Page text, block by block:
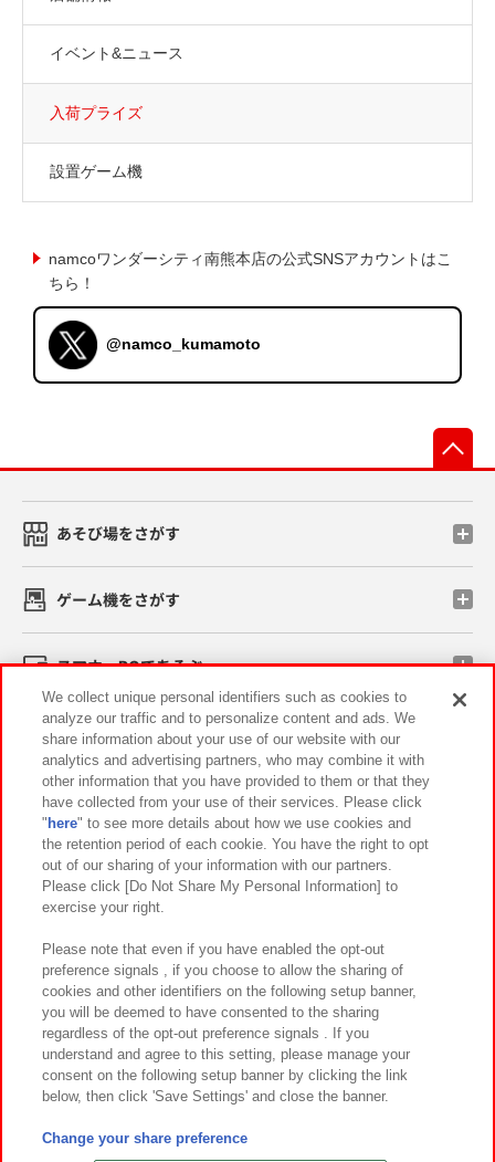
イベント&ニュース
入荷プライズ
設置ゲーム機
namcoワンダーシティ南熊本店の公式SNSアカウントはこ
ちら！
@namco_kumamoto
あそび場をさがす
ゲーム機をさがす
スマホ・PCであそぶ
イベント・キャンペーン
関連会社 サステナビリティ サイトポリシー
プライバシーポリシー ウェブアクセシビリティ方針と検証結果
お取引先さまとともに
カスタマーハラスメント対応方針 よくあるご質問・お問い合わせ
©Bandai Namco Amusement Inc.
©Bandai Namco Amusement Lab Inc.
We collect unique personal identifiers such as cookies to
analyze our traffic and to personalize content and ads. We
share information about your use of our website with our
analytics and advertising partners, who may combine it with
other information that you have provided to them or that they
have collected from your use of their services. Please click
" here" to see more details about how we use cookies and
the retention period of each cookie. You have the right to opt
out of our sharing of your information with our partners.
Please click [Do Not Share My Personal Information] to
exercise your right.
Please note that even if you have enabled the opt-out
preference signals , if you choose to allow the sharing of
cookies and other identifiers on the following setup banner,
you will be deemed to have consented to the sharing
regardless of the opt-out preference signals . If you
understand and agree to this setting, please manage your
consent on the following setup banner by clicking the link
below, then click 'Save Settings' and close the banner.
Change your share preference